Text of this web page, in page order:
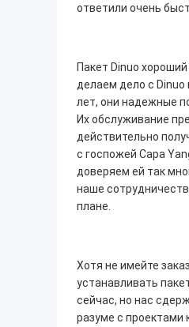
ответили очень
Пакет Dinuo
делаем дело с Dinuo
лет, они надежные
Их обслуживание
действительно
с госпожей Сара
доверяем ей так
наше
плане.
Хотя не имейте
устанавливать
сейчас, но нас
разуме с проектами